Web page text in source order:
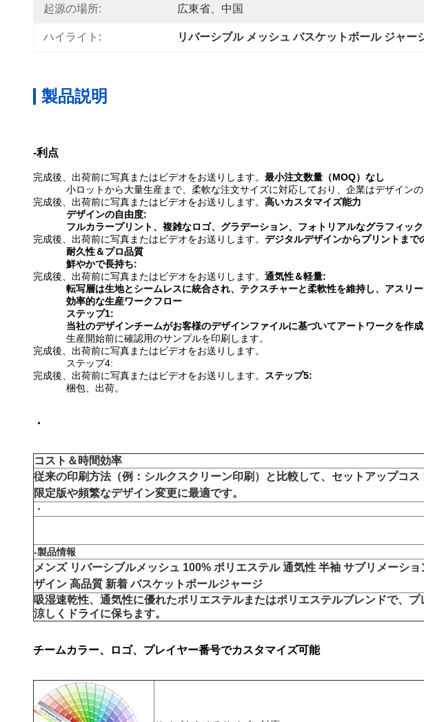
起源の場所: 広東省、中国
ハイライト: リバーシブル メッシュ バスケットボール ジャー
製品説明
-利点
完成後、出荷前に写真またはビデオをお送りします。 最小注文数量（MOQ）なし
小ロットから大量生産まで、柔軟な注文サイズに対応しており、企業はデザイン
完成後、出荷前に写真またはビデオをお送りします。 高いカスタマイズ能力
デザインの自由度:
フルカラープリント、複雑なロゴ、グラデーション、フォトリアルなグラフィッ
完成後、出荷前に写真またはビデオをお送りします。 デジタルデザインからプリントまで
耐久性＆プロ品質
鮮やかで長持ち:
完成後、出荷前に写真またはビデオをお送りします。 通気性＆軽量:
転写層は生地とシームレスに統合され、テクスチャーと柔軟性を維持し、アスリー
効率的な生産ワークフロー
ステップ1:
当社のデザインチームがお客様のデザインファイルに基づいてアートワークを作成
生産開始前に確認用のサンプルを印刷します。
完成後、出荷前に写真またはビデオをお送りします。
ステップ4:
完成後、出荷前に写真またはビデオをお送りします。
ステップ5:
梱包、出荷。
・
コスト＆時間効率
従来の印刷方法（例：シルクスクリーン印刷）と比較して、セットアップコス
限定版や頻繁なデザイン変更に最適です。
・
-製品情報
メンズ リバーシブルメッシュ 100% ポリエステル 通気性 半袖 サブリメーショ
ザイン 高品質 新着 バスケットボールジャージ
吸湿速乾性、通気性に優れたポリエステルまたはポリエステルブレンドで、プ
涼しくドライに保ちます。
チームカラー、ロゴ、プレイヤー番号でカスタマイズ可能